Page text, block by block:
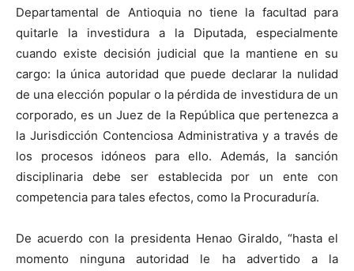
Departamental de Antioquia no tiene la facultad para
quitarle la investidura a la Diputada, especialmente
cuando existe decisión judicial que la mantiene en su
cargo: la única autoridad que puede declarar la nulidad
de una elección popular o la pérdida de investidura de un
corporado, es un Juez de la República que pertenezca a
la Jurisdicción Contenciosa Administrativa y a través de
los procesos idóneos para ello. Además, la sanción
disciplinaria debe ser establecida por un ente con
competencia para tales efectos, como la Procuraduría.
De acuerdo con la presidenta Henao Giraldo, “hasta el
momento ninguna autoridad le ha advertido a la